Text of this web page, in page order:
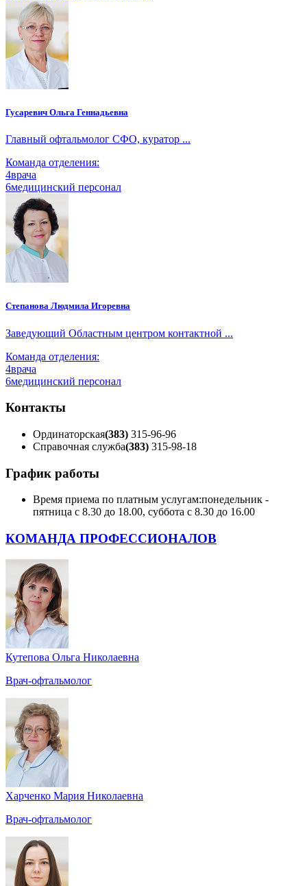
Гусаревич Ольга Геннадьевна
Главный офтальмолог СФО, куратор ...
Команда отделения:
4врача
6медицинский персонал
Степанова Людмила Игоревна
Заведующий Областным центром контактной ...
Команда отделения:
4врача
6медицинский персонал
Контакты
Ординаторская(383) 315-96-96
Справочная служба(383) 315-98-18
График работы
Время приема по платным услугам:понедельник -
пятница с 8.30 до 18.00, суббота с 8.30 до 16.00
КОМАНДА ПРОФЕССИОНАЛОВ
Кутепова Ольга Николаевна
Врач-офтальмолог
Харченко Мария Николаевна
Врач-офтальмолог